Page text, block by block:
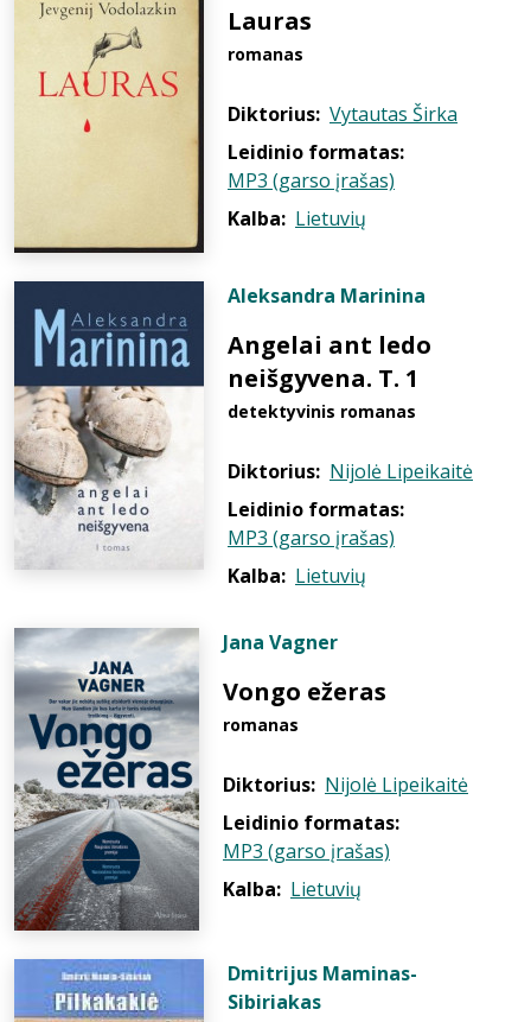
Lauras
romanas
Diktorius: Vytautas Širka
Leidinio formatas:
MP3 (garso įrašas)
Kalba: Lietuvių
Aleksandra Marinina
Angelai ant ledo
neišgyvena. T. 1
detektyvinis romanas
Diktorius: Nijolė Lipeikaitė
Leidinio formatas:
MP3 (garso įrašas)
Kalba: Lietuvių
Jana Vagner
Vongo ežeras
romanas
Diktorius: Nijolė Lipeikaitė
Leidinio formatas:
MP3 (garso įrašas)
Kalba: Lietuvių
Dmitrijus Maminas-
Sibiriakas